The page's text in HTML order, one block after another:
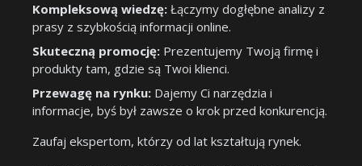
Kompleksową wiedzę: Łączymy dogłębne analizy z
prasy z szybkością informacji online.
Skuteczną promocję: Prezentujemy Twoją firmę i
produkty tam, gdzie są Twoi klienci.
Przewagę na rynku: Dajemy Ci narzędzia i
informacje, byś był zawsze o krok przed konkurencją.
Zaufaj ekspertom, którzy od lat kształtują rynek.